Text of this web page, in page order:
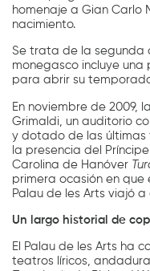
homenaje a Gian Carlo
nacimiento.
Se trata de la segunda
monegasco incluye una
para abrir su
En noviembre de 2009,
Grimaldi, un auditorio
y dotado de las últimas
la presencia del
Carolina de Hanóver
primera ocasión en que
Palau de les Arts viajó
Un largo historial de
El Palau de les Arts ha
teatros líricos,